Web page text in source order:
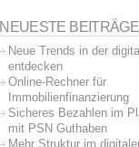
NEUESTE BEITRÄGE
Neue Trends in der
entdecken
Online-Rechner für
Immobilienfinanzierung
Sicheres Bezahlen im
mit PSN Guthaben
Mehr Struktur im